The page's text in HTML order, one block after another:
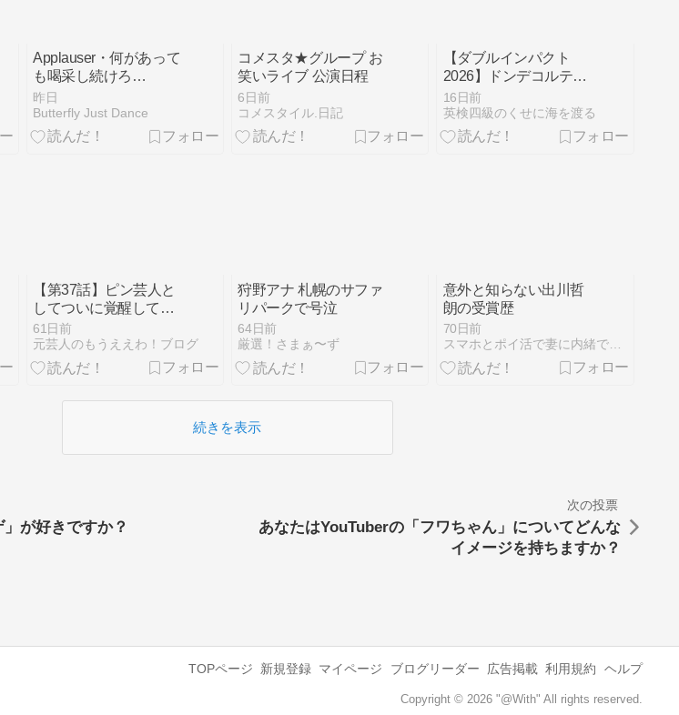
Applauser・何があって
も喝采し続けろ
/Applauser. Applause
must Goes on /
Sergeant Code Street / I
昨日
Butterfly Just Dance
コメスタ★グループ お
笑いライブ 公演日程
6日前
コメスタイル.日記
【ダブルインパクト
2026】ドンデコルテの
漫才「デートとマンモ
ス」のネタ書き起こ
し！
16日前
英検四級のくせに海を渡る
【第37話】ピン芸人と
してついに覚醒してし
まった俺。
61日前
元芸人のもうええわ！ブログ
狩野アナ 札幌のサファ
リパークで号泣
64日前
厳選！さまぁ〜ず
意外と知らない出川哲
朗の受賞歴
70日前
スマホとポイ活で妻に内緒で借金８１万円を返済した話
続きを表示
が好きですか？
次の投票
あなたはYouTuberの「フワちゃん」についてどんな
イメージを持ちますか？
TOPページ 新規登録 マイページ ブログリーダー 広告掲載 利用規約 ヘルプ
Copyright © 2026 "@With" All rights reserved.